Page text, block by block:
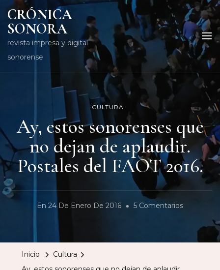
CRÓNICA
SONORA
revista impresa y digital
sonorense
CULTURA
Ay, estos sonorenses que
no dejan de aplaudir.
Postales del FAOT 2016.
En 24 De Enero De 2016 5 ComentariosEn
Inicio
Cultura